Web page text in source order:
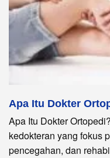
Apa Itu Dokter
Apa Itu Dokter
kedokteran yang fokus
pencegahan, dan